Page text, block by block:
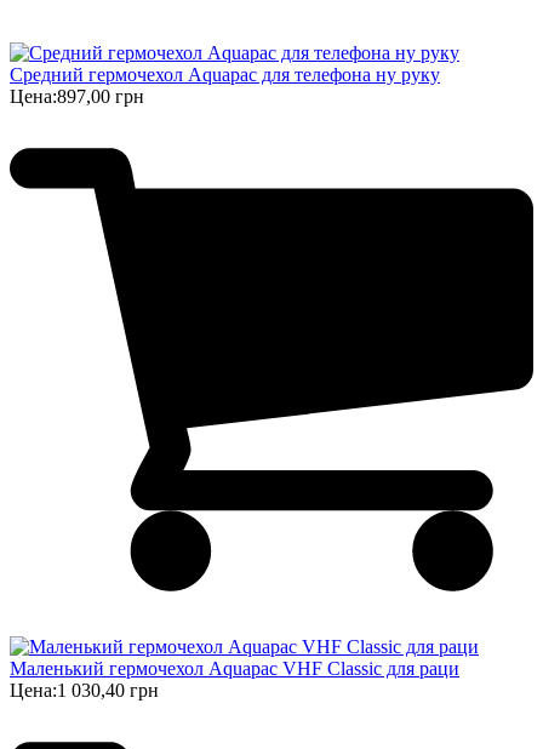
Средний гермочехол Aquapac для телефона ну руку
Цена:897,00 грн
Маленький гермочехол Aquapac VHF Classic для раци
Цена:1 030,40 грн